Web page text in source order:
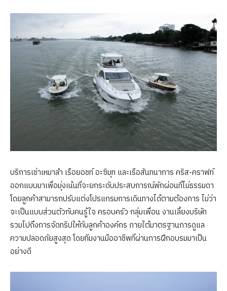
บริการเช่าเหมาลำ เรือยอชท์ อะซิมุท และเรือสันทนาการ คริส-คราฟท์
ออกแบบมาเพื่อมุ่งเน้นที่จะยกระดับประสบการณ์พักผ่อนที่ไม่ธรรมดา
โดยลูกค้าสามารถปรับแต่งโปรแกรมการเดินทางได้ตามต้องการ ไม่ว่า
จะเป็นแบบส่วนตัวกับคนรู้ใจ ครอบครัว กลุ่มเพื่อน งานเลี้ยงบริษัท
รวมไปถึงการจัดทริปให้กับลูกค้าองค์กร ภายใต้มาตรฐานการดูแล
ความปลอดภัยสูงสุด โดยทีมงานมืออาชีพที่ผ่านการฝึกอบรมมาเป็น
อย่างดี